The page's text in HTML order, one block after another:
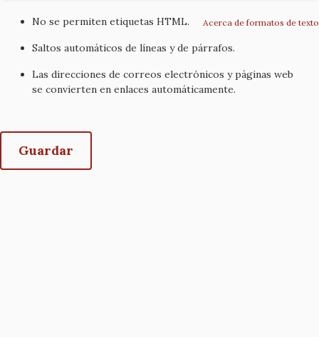
Acerca de formatos de texto
No se permiten etiquetas HTML.
Saltos automáticos de líneas y de párrafos.
Las direcciones de correos electrónicos y páginas web
se convierten en enlaces automáticamente.